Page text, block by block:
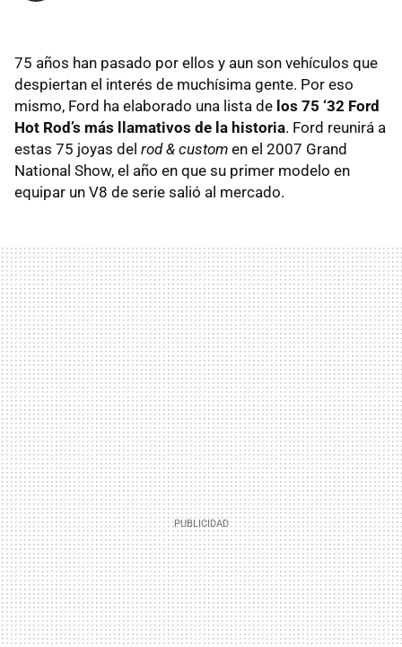
75 años han pasado por ellos y aun son vehículos que
despiertan el interés de muchísima gente. Por eso
mismo, Ford ha elaborado una lista de los 75 ‘32 Ford
Hot Rod’s más llamativos de la historia. Ford reunirá a
estas 75 joyas del rod & custom en el 2007 Grand
National Show, el año en que su primer modelo en
equipar un V8 de serie salió al mercado.